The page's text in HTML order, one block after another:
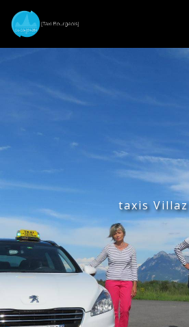
taxis Villaz
Panneau de gestion des cookies